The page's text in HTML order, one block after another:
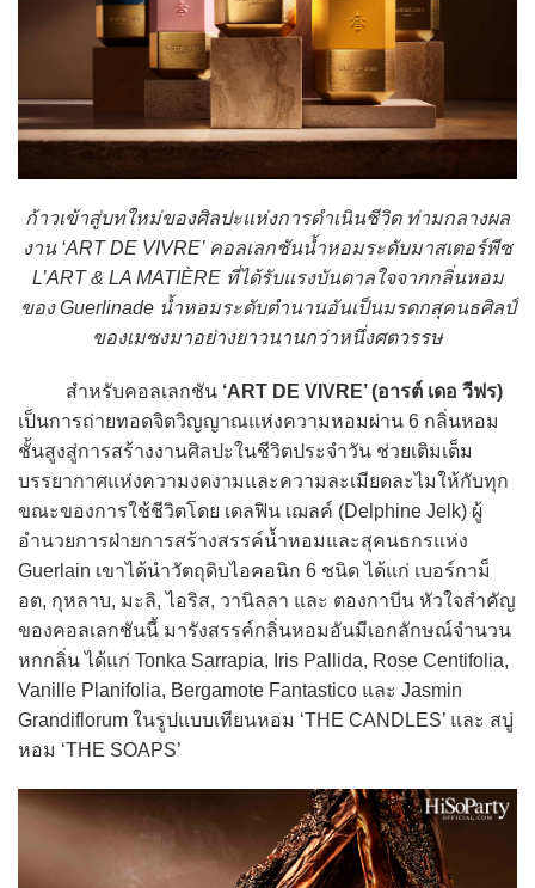
ก้าวเข้าสู่บทใหม่ของศิลปะแห่งการดำเนินชีวิต ท่ามกลางผล
งาน ‘ART DE VIVRE’ คอลเลกชันน้ำหอมระดับมาสเตอร์พีซ
L’ART & LA MATIÈRE ที่ได้รับแรงบันดาลใจจากกลิ่นหอม
ของ Guerlinade น้ำหอมระดับตำนานอันเป็นมรดกสุคนธศิลป์
ของเมซงมาอย่างยาวนานกว่าหนึ่งศตวรรษ
สำหรับคอลเลกชัน ‘ART DE VIVRE’ (อารต์ เดอ วีฟร)
เป็นการถ่ายทอดจิตวิญญาณแห่งความหอมผ่าน 6 กลิ่นหอม
ชั้นสูงสู่การสร้างงานศิลปะในชีวิตประจำวัน ช่วยเติมเต็ม
บรรยากาศแห่งความงดงามและความละเมียดละไมให้กับทุก
ขณะของการใช้ชีวิตโดย เดลฟิน เฌลค์ (Delphine Jelk) ผู้
อำนวยการฝ่ายการสร้างสรรค์น้ำหอมและสุคนธกรแห่ง
Guerlain เขาได้นำวัตถุดิบไอคอนิก 6 ชนิด ได้แก่ เบอร์กาม็
อต, กุหลาบ, มะลิ, ไอริส, วานิลลา และ ตองกาบีน หัวใจสำคัญ
ของคอลเลกชันนี้ มารังสรรค์กลิ่นหอมอันมีเอกลักษณ์จำนวน
หกกลิ่น ได้แก่ Tonka Sarrapia, Iris Pallida, Rose Centifolia,
Vanille Planifolia, Bergamote Fantastico และ Jasmin
Grandiflorum ในรูปแบบเทียนหอม ‘THE CANDLES’ และ สบู่
หอม ‘THE SOAPS’